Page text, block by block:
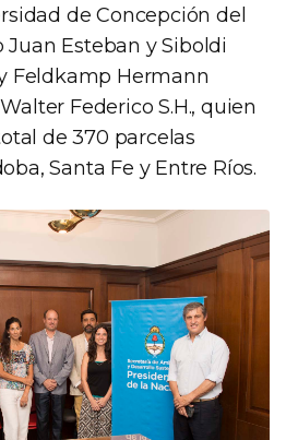
de Concepción del
Esteban y Siboldi
Feldkamp Hermann
Federico S.H., quien
de 370 parcelas
Santa Fe y Entre Ríos.